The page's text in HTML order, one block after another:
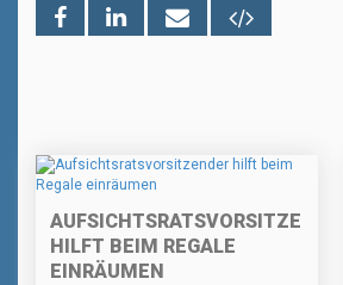
AUFSICHTSRATSVORSITZENDER
HILFT BEIM REGALE
EINRÄUMEN